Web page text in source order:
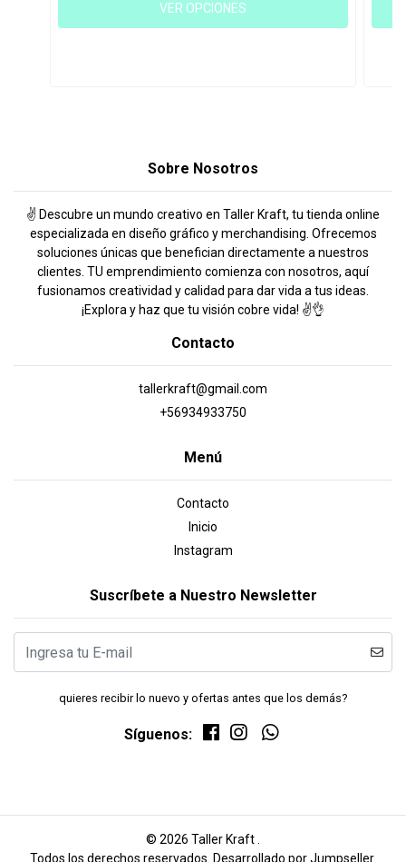
VER OPCIONES
Sobre Nosotros
✌️ Descubre un mundo creativo en Taller Kraft, tu tienda online
especializada en diseño gráfico y merchandising. Ofrecemos
soluciones únicas que benefician directamente a nuestros
clientes. TU emprendimiento comienza con nosotros, aquí
fusionamos creatividad y calidad para dar vida a tus ideas.
¡Explora y haz que tu visión cobre vida! ✌️👌
Contacto
tallerkraft@gmail.com
+56934933750
Menú
Contacto
Inicio
Instagram
Suscríbete a Nuestro Newsletter
quieres recibir lo nuevo y ofertas antes que los demás?
Síguenos:
© 2026 Taller Kraft .
Todos los derechos reservados. Desarrollado por Jumpseller.